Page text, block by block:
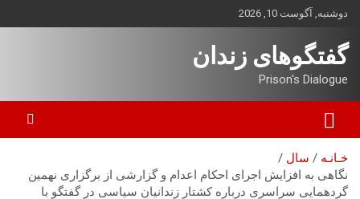
محتوا
بروید
دوشنبه, آگوست 10, 2026
گفتگوهای زندان
Prison's Dialogue
خـانـه
سال
نگاهی به افزایش اجرای احکام اعدام و گزارشی از برگزاری نهمین
گردهمایی سراسری درباره کشتار زندانیان سیاسی در گفتگو با